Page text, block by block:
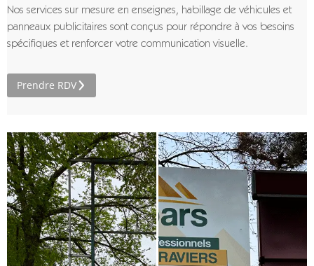
Nos services sur mesure en enseignes, habillage de véhicules et
panneaux publicitaires sont conçus pour répondre à vos besoins
spécifiques et renforcer votre communication visuelle.
Prendre RDV